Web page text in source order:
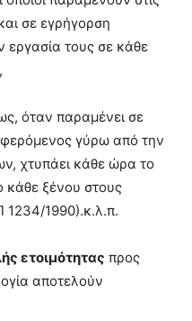
σε εγρήγορση
εργασία τους σε κάθε
όταν παραμένει σε
γύρω από την
χτυπάει κάθε ώρα το
κάθε ξένου στους
1234/1990).κ.λ.π.
ετοιμότητας προς
αποτελούν